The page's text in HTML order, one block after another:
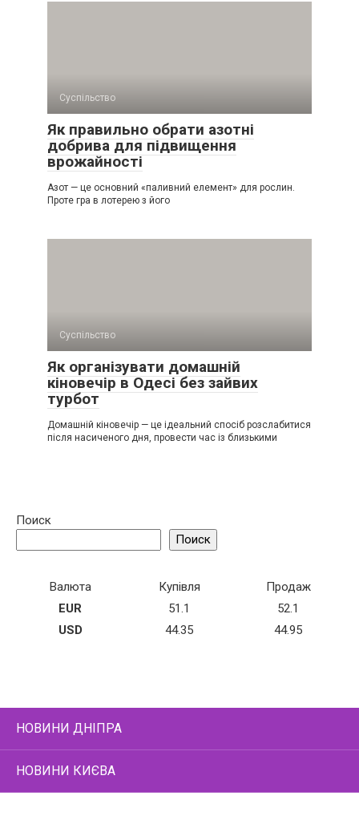
Суспільство
Як правильно обрати азотні
добрива для підвищення
врожайності
Азот — це основний «паливний елемент» для рослин.
Проте гра в лотерею з його
Суспільство
Як організувати домашній
кіновечір в Одесі без зайвих
турбот
Домашній кіновечір — це ідеальний спосіб розслабитися
після насиченого дня, провести час із близькими
Поиск
Поиск
Валюта Купівля
Продаж
EUR
51.1
52.1
USD
44.35 44.95
НОВИНИ ДНІПРА
НОВИНИ КИЄВА